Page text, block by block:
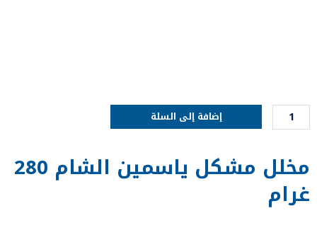
كمية
مخلل
ياسمين
الشام
280
غرام
إضافة إلى السلة
مخلل مشكل ياسمين الشام 280
غرام